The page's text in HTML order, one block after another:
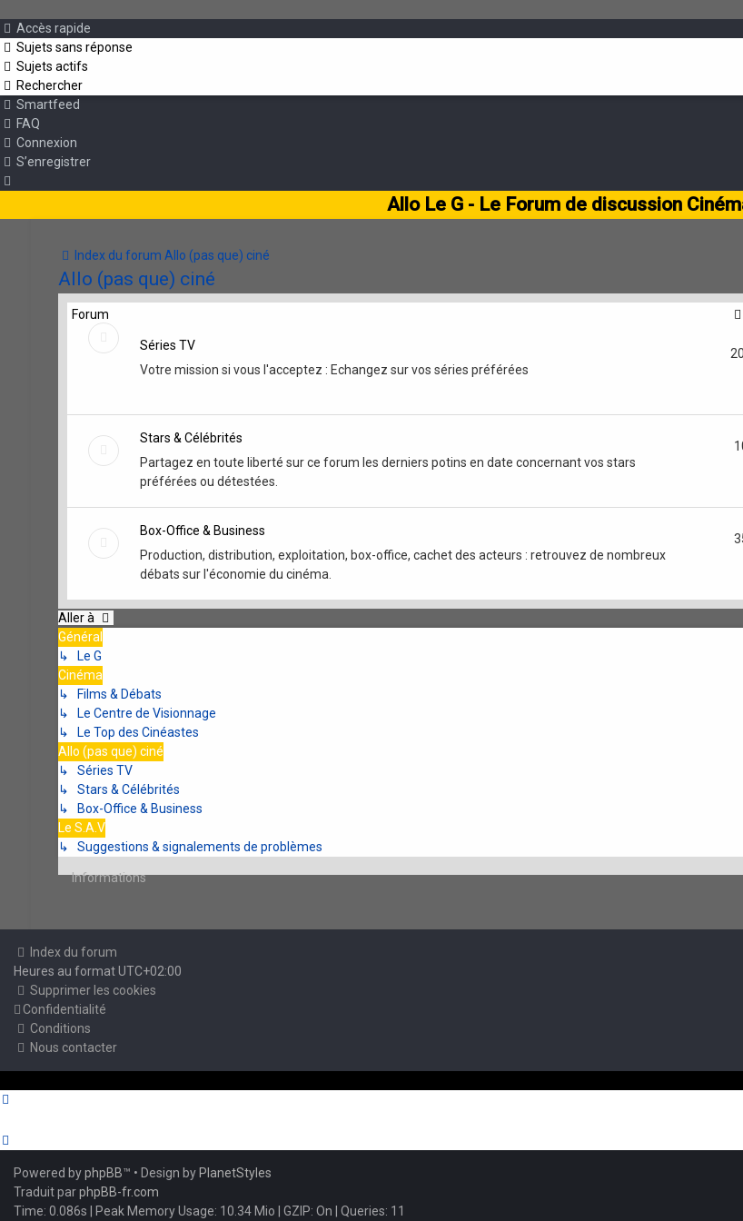
Accès rapide
Sujets sans réponse
Sujets actifs
Rechercher
Smartfeed
FAQ
Connexion
S’enregistrer
Allo Le G - Le Forum de discussion
Index du forum Allo (pas que) ciné
Allo (pas que) ciné
Forum
Séries TV
Votre mission si vous l'acceptez : Echangez sur vos séries préférées
Stars & Célébrités
Partagez en toute liberté sur ce forum les derniers potins en date concernant vos stars
préférées ou détestées.
Box-Office & Business
Production, distribution, exploitation, box-office, cachet des acteurs : retrouvez de nombreux
débats sur l'économie du cinéma.
Aller à
Général
↳ Le G
Cinéma
↳ Films & Débats
↳ Le Centre de Visionnage
↳ Le Top des Cinéastes
Allo (pas que) ciné
↳ Séries TV
↳ Stars & Célébrités
↳ Box-Office & Business
Le S.A.V
↳ Suggestions & signalements de problèmes
Informations
Index du forum
Heures au formatUTC+02:00
Supprimer les cookies
Confidentialité
Conditions
Nous contacter
Powered byphpBB™ • Design by PlanetStyles
Traduit parphpBB-fr.com
Time: 0.086s | Peak Memory Usage: 10.34 Mio | GZIP: On | Queries: 11